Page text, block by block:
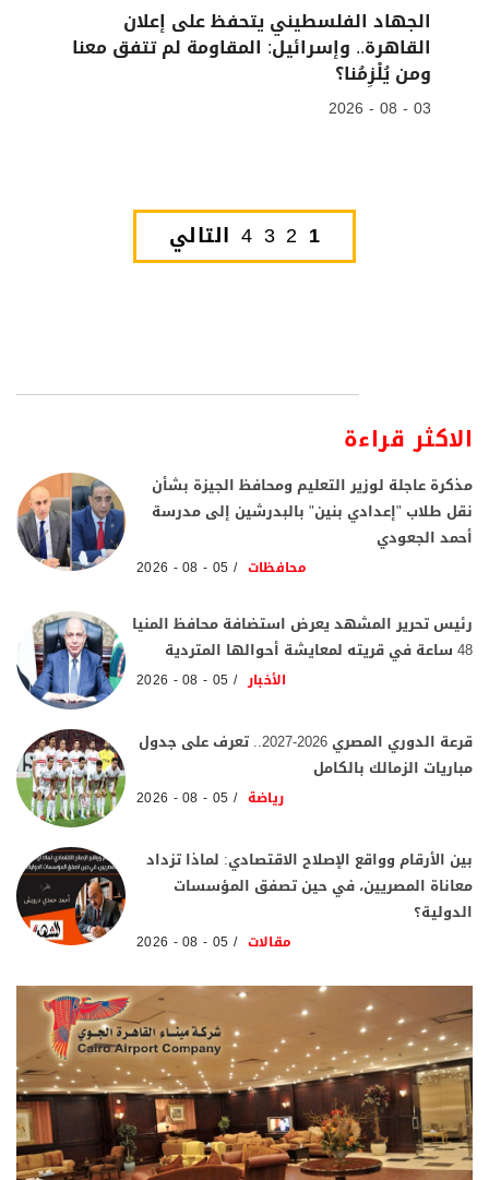
الجهاد الفلسطيني يتحفظ على إعلان
القاهرة.. وإسرائيل: المقاومة لم تتفق معنا
ومن يُلْزِمُنا؟
03 - 08 - 2026
1
2
3
4 التالي
الاكثر قراءة
مذكرة عاجلة لوزير التعليم ومحافظ الجيزة بشأن
نقل طلاب "إعدادي بنين" بالبدرشين إلى مدرسة
أحمد الجعودي
محافظات 05 - 08 - 2026
رئيس تحرير المشهد يعرض استضافة محافظ المنيا
48 ساعة في قريته لمعايشة أحوالها المتردية
الأخبار 05 - 08 - 2026
قرعة الدوري المصري 2026-2027.. تعرف على جدول
مباريات الزمالك بالكامل
رياضة 05 - 08 - 2026
بين الأرقام وواقع الإصلاح الاقتصادي: لماذا تزداد
معاناة المصريين، في حين تصفق المؤسسات
الدولية؟
مقالات 05 - 08 - 2026